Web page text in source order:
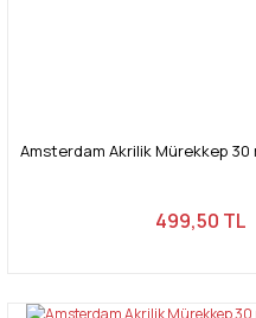
Amsterdam Akrilik Mürekkep 30
499,50 TL